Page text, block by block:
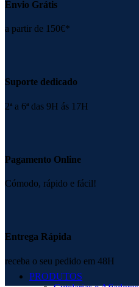
Envio Grátis
a partir de 150€*
Suporte dedicado
2ª a 6ª das 9H ás 17H
Pagamento Online
Cómodo, rápido e fácil!
Entrega Rápida
receba o seu pedido em 48H
PRODUTOS